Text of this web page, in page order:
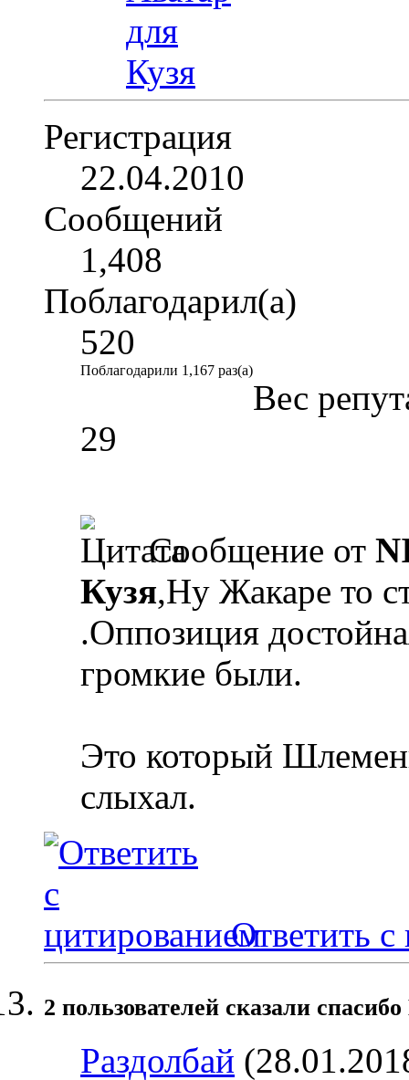
Регистрация
22.04.2010
Сообщений
1,408
Поблагодарил(а)
520
Поблагодарили 1,167 раз(а)
Вес
29
Сообщение от
Кузя,Ну Жакаре то
.Оппозиция
громкие были.
Это который
слыхал.
Ответить с
2 пользователей сказали
Раздолбай